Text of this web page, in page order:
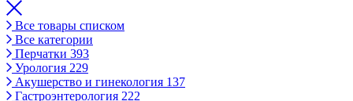
Все товары списком
Все категории
Перчатки 393
Урология 229
Акушерство и гинекология 137
Гастроэнтерология 222